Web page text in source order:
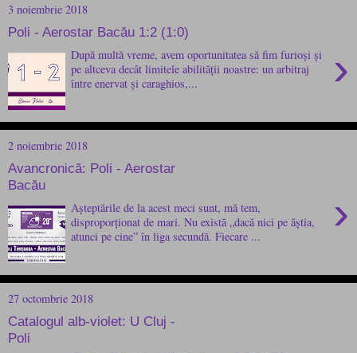
3 noiembrie 2018
Poli - Aerostar Bacău 1:2 (1:0)
›
După multă vreme, avem oportunitatea să fim furioși și
pe altceva decât limitele abilității noastre: un arbitraj
între enervat și caraghios,...
2 noiembrie 2018
Avancronică: Poli - Aerostar
Bacău
›
Așteptările de la acest meci sunt, mă tem,
disproporționat de mari. Nu există „dacă nici pe ăștia,
atunci pe cine” în liga secundă. Fiecare ...
27 octombrie 2018
Catalogul alb-violet: U Cluj -
Poli